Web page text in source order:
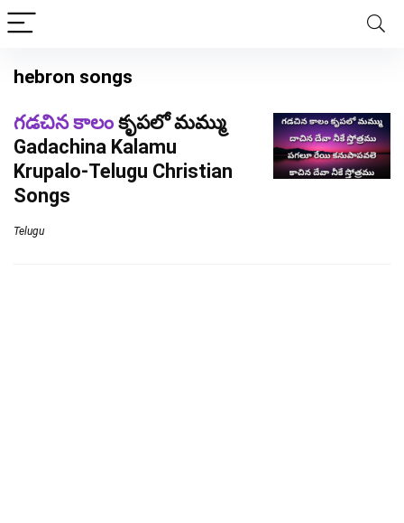
hebron songs
గడచిన కాలం కృపలో మమ్ము
Gadachina Kalamu
Krupalo-Telugu Christian
Songs
Telugu